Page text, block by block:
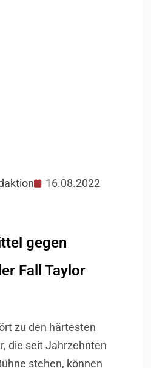
16.08.2022
gegen
Fall Taylor
zu den härtesten
die seit Jahrzehnten
stehen, können